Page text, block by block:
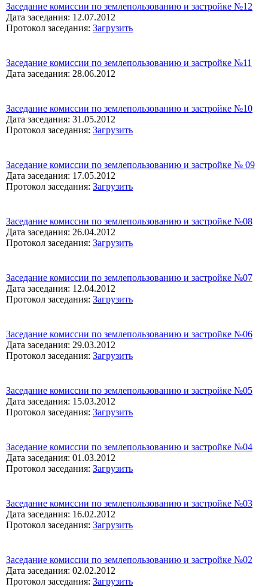
Заседание комиссии по землепользованию и застройке №12
Дата заседания: 12.07.2012
Протокол заседания: Загрузить
Заседание комиссии по землепользованию и застройке №11
Дата заседания: 28.06.2012
Заседание комиссии по землепользованию и застройке №10
Дата заседания: 31.05.2012
Протокол заседания: Загрузить
Заседание комиссии по землепользованию и застройке № 09
Дата заседания: 17.05.2012
Протокол заседания: Загрузить
Заседание комиссии по землепользованию и застройке №08
Дата заседания: 26.04.2012
Протокол заседания: Загрузить
Заседание комиссии по землепользованию и застройке №07
Дата заседания: 12.04.2012
Протокол заседания: Загрузить
Заседание комиссии по землепользованию и застройке №06
Дата заседания: 29.03.2012
Протокол заседания: Загрузить
Заседание комиссии по землепользованию и застройке №05
Дата заседания: 15.03.2012
Протокол заседания: Загрузить
Заседание комиссии по землепользованию и застройке №04
Дата заседания: 01.03.2012
Протокол заседания: Загрузить
Заседание комиссии по землепользованию и застройке №03
Дата заседания: 16.02.2012
Протокол заседания: Загрузить
Заседание комиссии по землепользованию и застройке №02
Дата заседания: 02.02.2012
Протокол заседания: Загрузить